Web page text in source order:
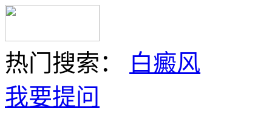
热门搜索：
白癜风
我要提问